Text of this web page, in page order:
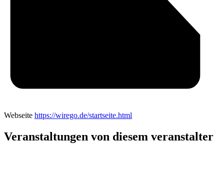
Webseite https://wirego.de/startseite.html
Veranstaltungen von diesem veranstalter